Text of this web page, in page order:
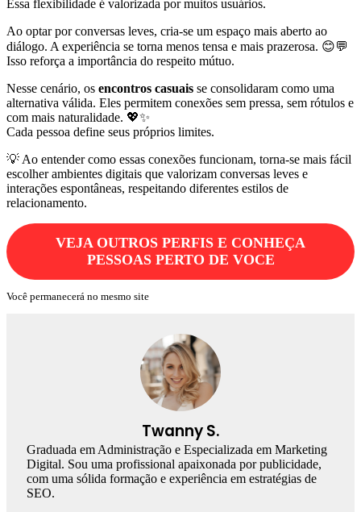
Essa flexibilidade é valorizada por muitos usuários.
Ao optar por conversas leves, cria-se um espaço mais aberto ao
diálogo. A experiência se torna menos tensa e mais prazerosa. 😊💬
Isso reforça a importância do respeito mútuo.
Nesse cenário, os encontros casuais se consolidaram como uma
alternativa válida. Eles permitem conexões sem pressa, sem rótulos e
com mais naturalidade. 💖✨
Cada pessoa define seus próprios limites.
💡 Ao entender como essas conexões funcionam, torna-se mais fácil
escolher ambientes digitais que valorizam conversas leves e
interações espontâneas, respeitando diferentes estilos de
relacionamento.
VEJA OUTROS PERFIS E CONHEÇA
PESSOAS PERTO DE VOCE
Você permanecerá no mesmo site
Twanny S.
Graduada em Administração e Especializada em Marketing
Digital. Sou uma profissional apaixonada por publicidade,
com uma sólida formação e experiência em estratégias de
SEO.